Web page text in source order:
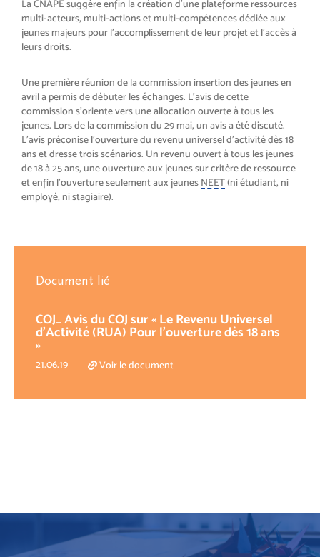
La CNAPE suggère enfin la création d’une plateforme ressources
multi-acteurs, multi-actions et multi-compétences dédiée aux
jeunes majeurs pour l’accomplissement de leur projet et l’accès à
leurs droits.
Une première réunion de la commission insertion des jeunes en
avril a permis de débuter les échanges. L’avis de cette
commission s’oriente vers une allocation ouverte à tous les
jeunes. Lors de la commission du 29 mai, un avis a été discuté.
L’avis préconise l’ouverture du revenu universel d’activité dès 18
ans et dresse trois scénarios. Un revenu ouvert à tous les jeunes
de 18 à 25 ans, une ouverture aux jeunes sur critère de ressource
et enfin l’ouverture seulement aux jeunes NEET(ni étudiant, ni
employé, ni stagiaire).
Document lié
COJ_ Avis du COJ sur « Le Revenu Universel
d’Activité (RUA) Pour l’ouverture dès 18 ans
»
21.06.19 Voir le document